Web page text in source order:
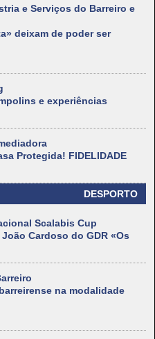
e Serviços do Barreiro e
deixam de poder ser
e experiências
Protegida! FIDELIDADE
DESPORTO
Scalabis Cup
Cardoso do GDR «Os
na modalidade